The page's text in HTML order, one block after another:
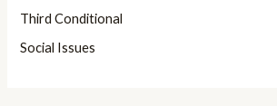
p
o
Third Conditional
Social Issues